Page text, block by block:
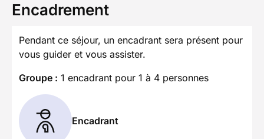
Encadrement
Pendant ce séjour, un encadrant sera présent pour
vous guider et vous assister.
Groupe : 1 encadrant pour 1 à 4 personnes
Encadrant